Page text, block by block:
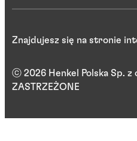
ⓒ 2026 Henkel Polska Sp. z
ZASTRZEŻONE
Znajdujesz się na stronie